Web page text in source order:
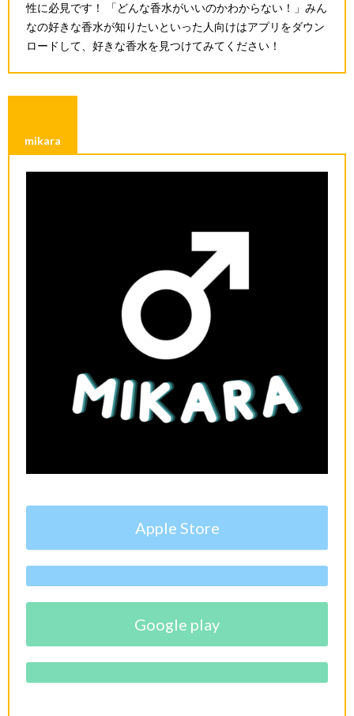
性に必見です！ 「どんな香水がいいのかわからない！」みん
なの好きな香水が知りたいといった人向けはアプリをダウン
ロードして、好きな香水を見つけてみてください！
mikara
Apple Store
Google play